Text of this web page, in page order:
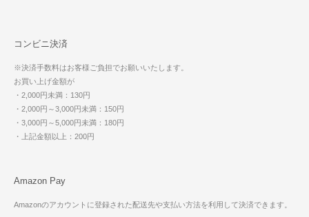
コンビニ決済
※決済手数料はお客様ご負担でお願いいたします。
お買い上げ金額が
・2,000円未満：130円
・2,000円～3,000円未満：150円
・3,000円～5,000円未満：180円
・上記金額以上：200円
Amazon Pay
Amazonのアカウントに登録された配送先や支払い方法を利用して決済できます。